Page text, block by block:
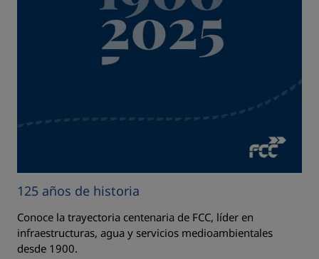
125 años de historia
Conoce la trayectoria centenaria de FCC, líder en
infraestructuras, agua y servicios medioambientales
desde 1900.